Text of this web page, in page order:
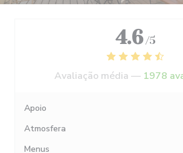
4.6 /5
Avaliação média — 1978
Apoio
Atmosfera
Menus